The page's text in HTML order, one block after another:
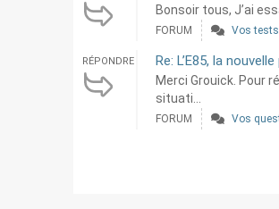
Bonsoir tous, J’ai
FORUM Vos tests
RÉPONDRE Re: L’E85, la
Merci Grouick. Pour
situati...
FORUM Vos